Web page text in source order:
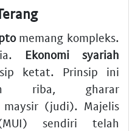
memang kompleks.
Ekonomi syariah
ketat. Prinsip ini
riba, gharar
(judi). Majelis
sendiri telah